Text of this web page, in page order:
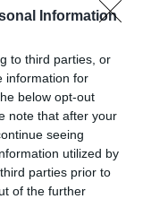
Information
to third parties, or
information for
below opt-out
note that after your
seeing
utilized by
parties prior to
of the further
de la Sports
lui Gică Hagi
în schimb,
pasiunea